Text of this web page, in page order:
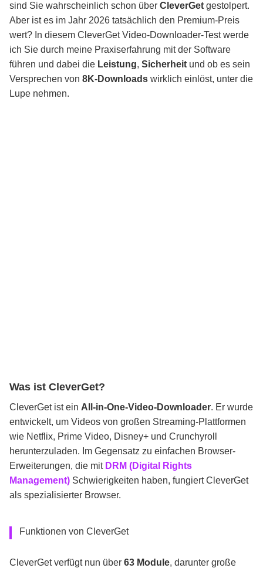
sind Sie wahrscheinlich schon über CleverGet gestolpert.
Aber ist es im Jahr 2026 tatsächlich den Premium-Preis
wert? In diesem CleverGet Video-Downloader-Test werde
ich Sie durch meine Praxiserfahrung mit der Software
führen und dabei die Leistung, Sicherheit und ob es sein
Versprechen von 8K-Downloads wirklich einlöst, unter die
Lupe nehmen.
Was ist CleverGet?
CleverGet ist ein All-in-One-Video-Downloader. Er wurde
entwickelt, um Videos von großen Streaming-Plattformen
wie Netflix, Prime Video, Disney+ und Crunchyroll
herunterzuladen. Im Gegensatz zu einfachen Browser-
Erweiterungen, die mit DRM (Digital Rights
Management) Schwierigkeiten haben, fungiert CleverGet
als spezialisierter Browser.
Funktionen von CleverGet
CleverGet verfügt nun über 63 Module, darunter große